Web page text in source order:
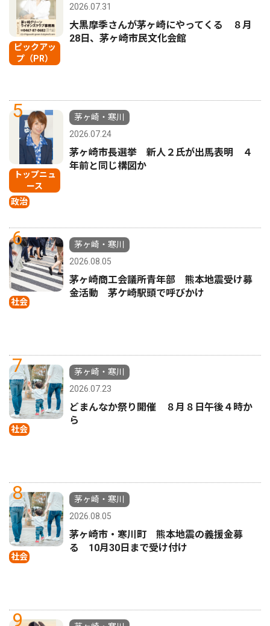
ピックアッ
プ（PR）
2026.07.31
大黒摩季さんが茅ヶ崎にやってくる ８月
28日、茅ヶ崎市民文化会館
5
トップニュ
ース
政治
茅ヶ崎・寒川
2026.07.24
茅ヶ崎市長選挙 新人２氏が出馬表明 ４
年前と同じ構図か
6
社会
茅ヶ崎・寒川
2026.08.05
茅ヶ崎商工会議所青年部 熊本地震受け募
金活動 茅ケ崎駅頭で呼びかけ
7
社会
茅ヶ崎・寒川
2026.07.23
どまんなか祭り開催 ８月８日午後４時か
ら
8
社会
茅ヶ崎・寒川
2026.08.05
茅ヶ崎市・寒川町 熊本地震の義援金募
る 10月30日まで受け付け
9